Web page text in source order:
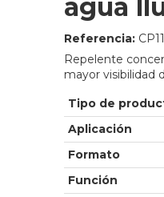
agua
Referencia:
Repelente
mayor visibilidad
Tipo de
Aplicación
Formato
Función